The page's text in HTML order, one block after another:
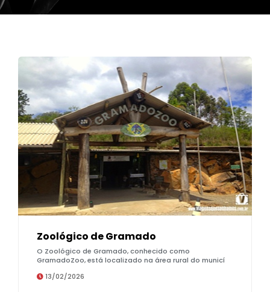
Zoológico de Gramado
O Zoológico de Gramado, conhecido como
GramadoZoo, está localizado na área rural do municí
13/02/2026